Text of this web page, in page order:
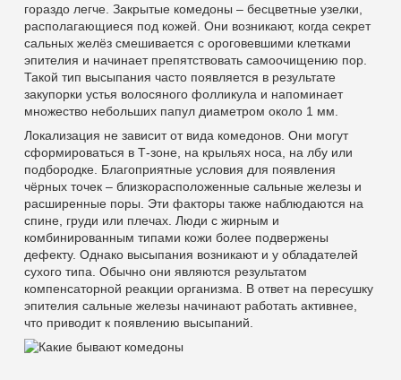
гораздо легче. Закрытые комедоны – бесцветные узелки,
располагающиеся под кожей. Они возникают, когда секрет
сальных желёз смешивается с ороговевшими клетками
эпителия и начинает препятствовать самоочищению пор.
Такой тип высыпания часто появляется в результате
закупорки устья волосяного фолликула и напоминает
множество небольших папул диаметром около 1 мм.
Локализация не зависит от вида комедонов. Они могут
сформироваться в Т-зоне, на крыльях носа, на лбу или
подбородке. Благоприятные условия для появления
чёрных точек – близкорасположенные сальные железы и
расширенные поры. Эти факторы также наблюдаются на
спине, груди или плечах. Люди с жирным и
комбинированным типами кожи более подвержены
дефекту. Однако высыпания возникают и у обладателей
сухого типа. Обычно они являются результатом
компенсаторной реакции организма. В ответ на пересушку
эпителия сальные железы начинают работать активнее,
что приводит к появлению высыпаний.